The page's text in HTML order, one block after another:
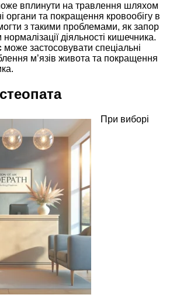
вплинути на травлення шляхом
органи та покращення кровообігу в
з такими проблемами, як запор
діяльності кишечника.
може застосовувати спеціальні
м’язів живота та покращення
При виборі